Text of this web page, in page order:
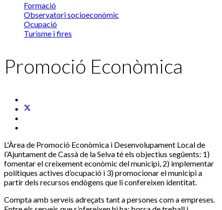
Formació
Observatori socioeconòmic
Ocupació
Turisme i fires
Promoció Econòmica
L'Àrea de Promoció Econòmica i Desenvolupament Local de
l’Ajuntament de Cassà de la Selva té els objectius següents: 1)
fomentar el creixement econòmic del municipi, 2) implementar
polítiques actives d’ocupació i 3) promocionar el municipi a
partir dels recursos endògens que li confereixen identitat.
Compta amb serveis adreçats tant a persones com a empreses.